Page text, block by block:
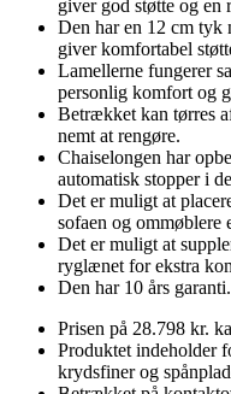
giver god støtte og en
Den har en 12 cm tyk
giver komfortabel
Lamellerne fungerer
personlig komfort og
Betrækket kan tørres
nemt at rengøre.
Chaiselongen har
automatisk stopper i
Det er muligt at
sofaen og ommøblere
Det er muligt at
ryglænet for ekstra
Den har 10 års garanti.
Prisen på 28.798 kr.
Produktet indeholder
krydsfiner og